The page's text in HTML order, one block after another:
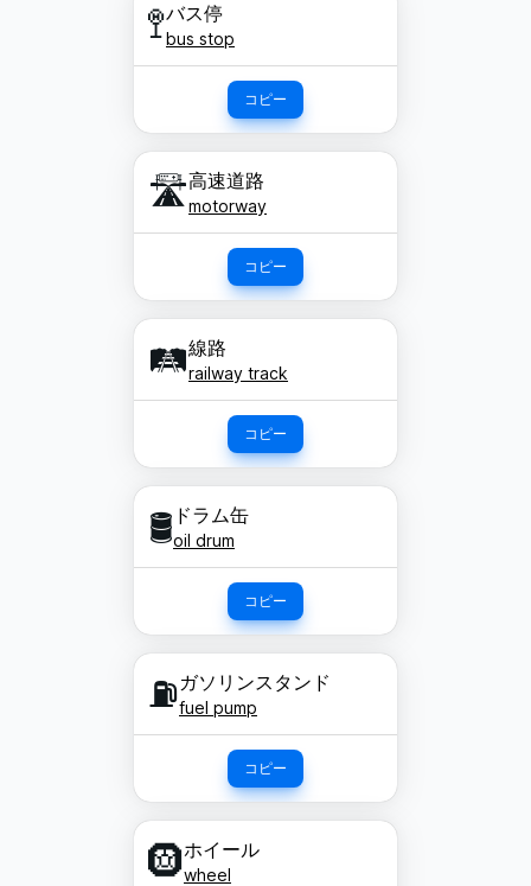
🚏バス停
bus stop
コピー
🛣️高速道路
motorway
コピー
🛤️線路
railway track
コピー
🛢️ ドラム缶
oil drum
コピー
⛽ガソリンスタンド
fuel pump
コピー
🛞ホイール
wheel